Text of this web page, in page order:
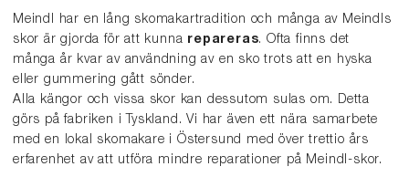
Meindl har en lång skomakartradition och många av Meindls
skor är gjorda för att kunna repareras. Ofta finns det
många år kvar av användning av en sko trots att en hyska
eller gummering gått sönder.
Alla kängor och vissa skor kan dessutom sulas om. Detta
görs på fabriken i Tyskland. Vi har även ett nära samarbete
med en lokal skomakare i Östersund med över trettio års
erfarenhet av att utföra mindre reparationer på Meindl-skor.